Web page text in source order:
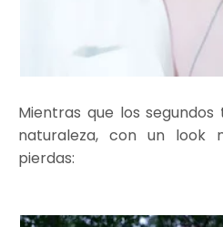
Mientras que los
naturaleza, con un look
pierdas: